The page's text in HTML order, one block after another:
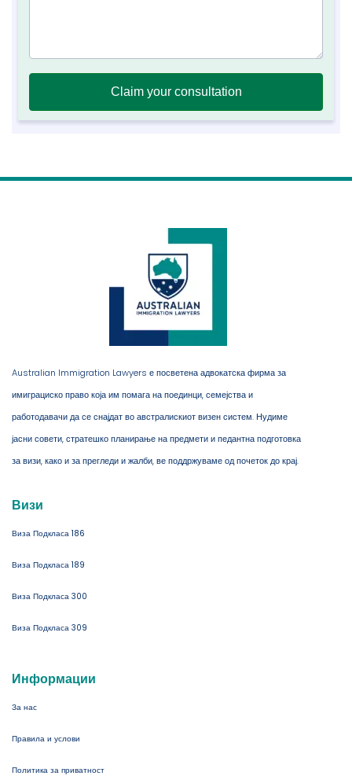
Australian Immigration Lawyers е посветена адвокатска фирма за
имиграциско право која им помага на поединци, семејства и
работодавачи да се снајдат во австралискиот визен систем. Нудиме
јасни совети, стратешко планирање на предмети и педантна подготовка
за визи, како и за прегледи и жалби, ве поддржуваме од почеток до крај.
Визи
Виза Подкласа 186
Виза Подкласа 189
Виза Подкласа 300
Виза Подкласа 309
Информации
За нас
Правила и услови
Политика за приватност